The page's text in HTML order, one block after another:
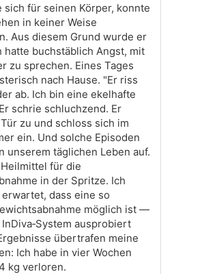
sich für seinen Körper, konnte
in keiner Weise
Aus diesem Grund wurde er
hatte buchstäblich Angst, mit
zu sprechen. Eines Tages
nach Hause. "Er riss
ab. Ich bin eine ekelhafte
schrie schluchzend. Er
zu und schloss sich im
ein. Und solche Episoden
unserem täglichen Leben auf.
für die
in der Spritze. Ich
dass eine so
möglich ist —
ausprobiert
übertrafen meine
Ich habe in vier Wochen
kg verloren.